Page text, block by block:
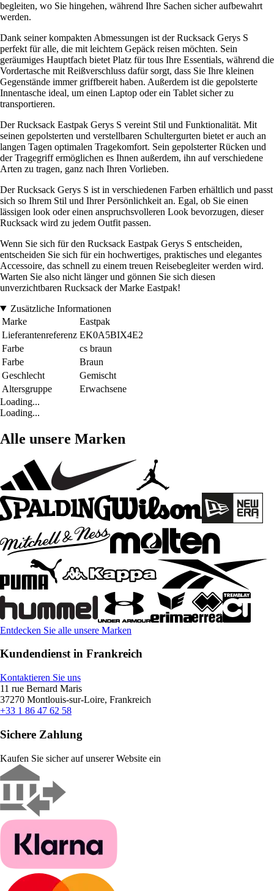
begleiten, wo Sie hingehen, während Ihre Sachen sicher aufbewahrt
werden.
Dank seiner kompakten Abmessungen ist der Rucksack Gerys S
perfekt für alle, die mit leichtem Gepäck reisen möchten. Sein
geräumiges Hauptfach bietet Platz für tous Ihre Essentials, während die
Vordertasche mit Reißverschluss dafür sorgt, dass Sie Ihre kleinen
Gegenstände immer griffbereit haben. Außerdem ist die gepolsterte
Innentasche ideal, um einen Laptop oder ein Tablet sicher zu
transportieren.
Der Rucksack Eastpak Gerys S vereint Stil und Funktionalität. Mit
seinen gepolsterten und verstellbaren Schultergurten bietet er auch an
langen Tagen optimalen Tragekomfort. Sein gepolsterter Rücken und
der Tragegriff ermöglichen es Ihnen außerdem, ihn auf verschiedene
Arten zu tragen, ganz nach Ihren Vorlieben.
Der Rucksack Gerys S ist in verschiedenen Farben erhältlich und passt
sich so Ihrem Stil und Ihrer Persönlichkeit an. Egal, ob Sie einen
lässigen look oder einen anspruchsvolleren Look bevorzugen, dieser
Rucksack wird zu jedem Outfit passen.
Wenn Sie sich für den Rucksack Eastpak Gerys S entscheiden,
entscheiden Sie sich für ein hochwertiges, praktisches und elegantes
Accessoire, das schnell zu einem treuen Reisebegleiter werden wird.
Warten Sie also nicht länger und gönnen Sie sich diesen
unverzichtbaren Rucksack der Marke Eastpak!
Zusätzliche Informationen
Marke
Eastpak
Lieferantenreferenz EK0A5BIX4E2
Farbe
cs braun
Farbe
Braun
Geschlecht
Gemischt
Altersgruppe
Erwachsene
Loading...
Loading...
Alle unsere Marken
Entdecken Sie alle unsere Marken
Kundendienst in Frankreich
Kontaktieren Sie uns
11 rue Bernard Maris
37270 Montlouis-sur-Loire, Frankreich
+33 1 86 47 62 58
Sichere Zahlung
Kaufen Sie sicher auf unserer Website ein